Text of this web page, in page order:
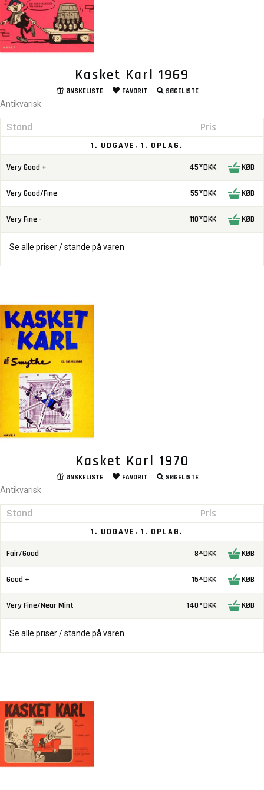
Kasket Karl 1969
ØNSKELISTE FAVORIT SØGELISTE
Antikvarisk
Stand Pris
1. UDGAVE, 1. OPLAG.
Very Good + 4500DKK KØB
Very Good/Fine 5500DKK KØB
Very Fine - 11000DKK KØB
Se alle priser / stande på varen
Kasket Karl 1970
ØNSKELISTE FAVORIT SØGELISTE
Antikvarisk
Stand Pris
1. UDGAVE, 1. OPLAG.
Fair/Good 800DKK KØB
Good + 1500DKK KØB
Very Fine/Near Mint 14000DKK KØB
Se alle priser / stande på varen